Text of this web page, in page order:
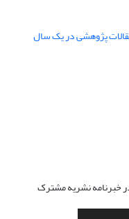
پژوهشی در یک سال
خبرنامه نشریه مشترک